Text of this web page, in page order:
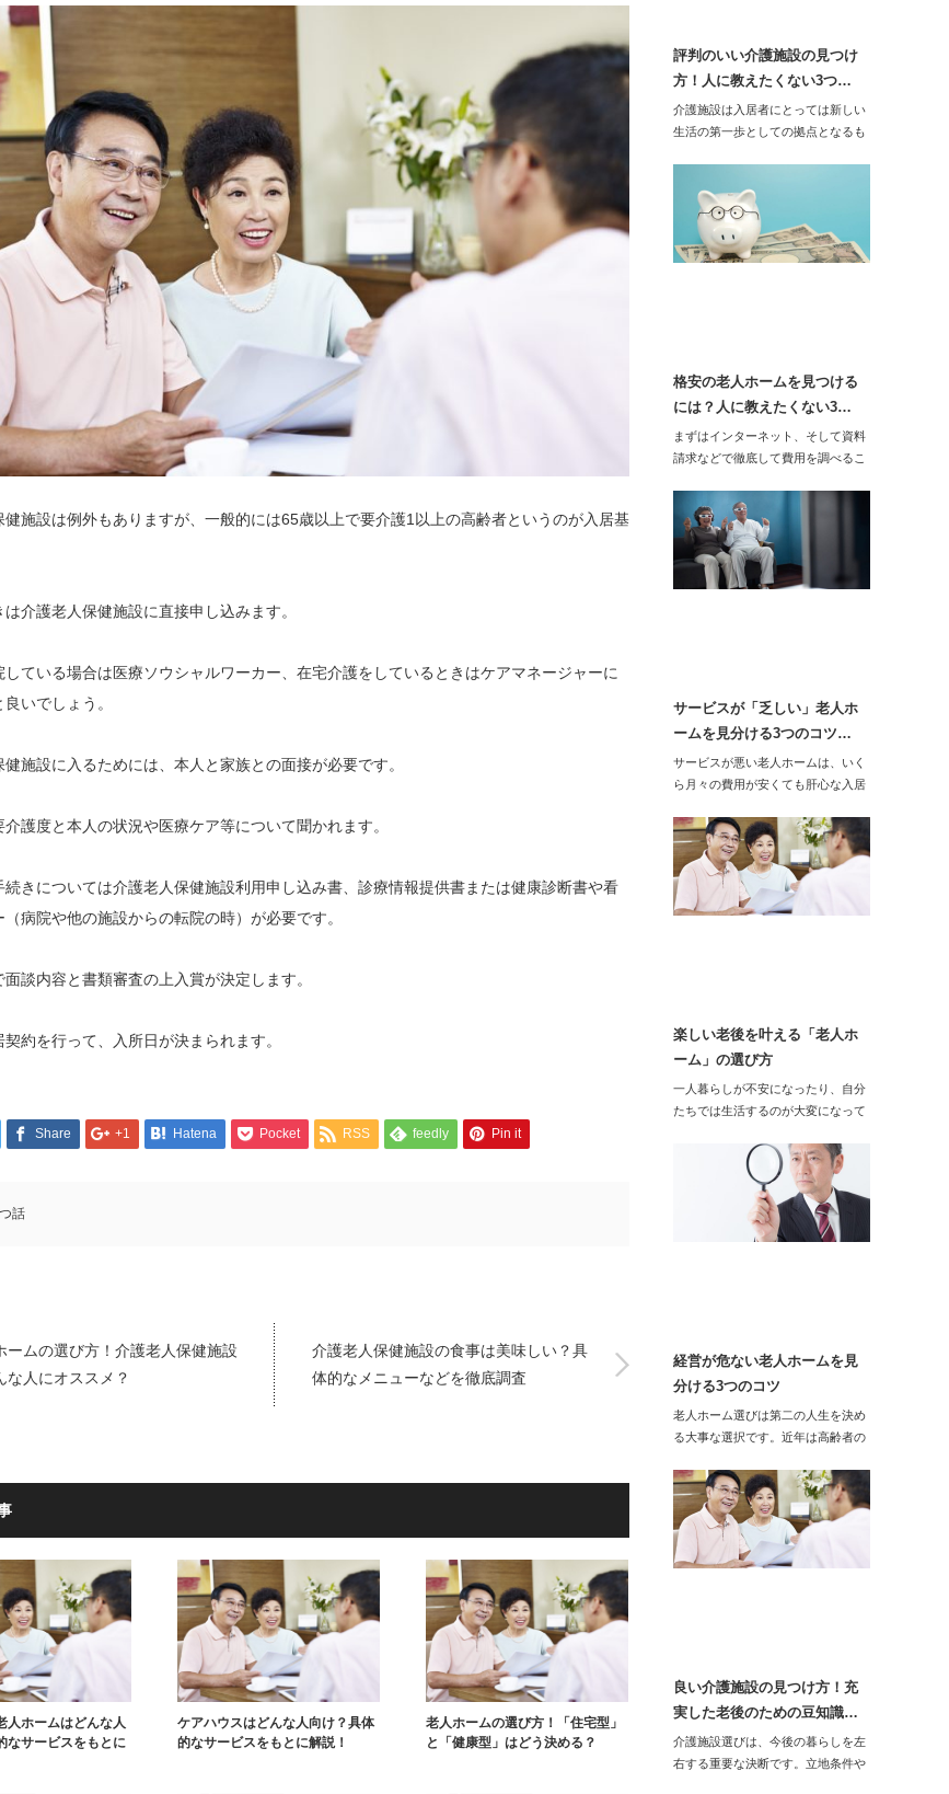
健施設は例外もありますが、一般的には65歳以上で要介護1以上の高齢者というのが入居基
は介護老人保健施設に直接申し込みます。
している場合は医療ソウシャルワーカー、在宅介護をしているときはケアマネージャーに
いでしょう。
施設に入るためには、本人と家族との面接が必要です。
介護度と本人の状況や医療ケア等について聞かれます。
続きについては介護老人保健施設利用申し込み書、診療情報提供書または健康診断書や看
病院や他の施設からの転院の時）が必要です。
面談内容と書類審査の上入賞が決定します。
契約を行って、入所日が決まられます。
Share +1 Hatena Pocket RSS feedly Pin it
話
ームの選び方！介護老人保健施設
な人にオススメ？
介護老人保健施設の食事は美味しい？具
体的なメニューなどを徹底調査
人ホームはどんな人
なサービスをもとに
ケアハウスはどんな人向け？具体
的なサービスをもとに解説！
老人ホームの選び方！「住宅型」
と「健康型」はどう決める？
評判のいい介護施設の見つけ
方！人に教えたくない3つ…
介護施設は入居者にとっては新しい
生活の第一歩としての拠点となるも
格安の老人ホームを見つける
には？人に教えたくない3…
まずはインターネット、そして資料
請求などで徹底して費用を調べるこ
サービスが「乏しい」老人ホ
ームを見分ける3つのコツ…
サービスが悪い老人ホームは、いく
ら月々の費用が安くても肝心な入居
楽しい老後を叶える「老人ホ
ーム」の選び方
一人暮らしが不安になったり、自分
たちでは生活するのが大変になって
経営が危ない老人ホームを見
分ける3つのコツ
老人ホーム選びは第二の人生を決め
る大事な選択です。近年は高齢者の
良い介護施設の見つけ方！充
実した老後のための豆知識…
介護施設選びは、今後の暮らしを左
右する重要な決断です。立地条件や